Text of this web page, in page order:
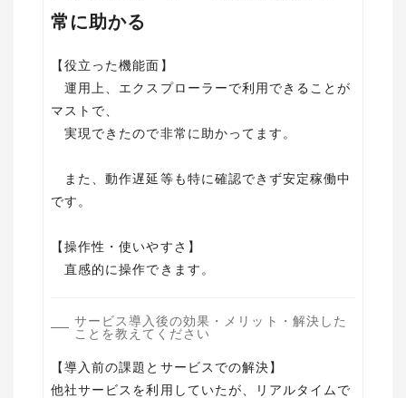
常に助かる
【役立った機能面】
運用上、エクスプローラーで利用できることが
マストで、
実現できたので非常に助かってます。
また、動作遅延等も特に確認できず安定稼働中
です。
【操作性・使いやすさ】
サービス導入後の効果・メリット・解決した
ことを教えてください
【導入前の課題とサービスでの解決】
他社サービスを利用していたが、リアルタイムで